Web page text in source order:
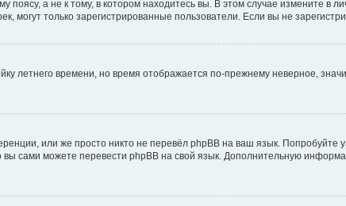
а не к тому, в котором находитесь вы. В этом случае измените в
могут только зарегистрированные пользователи. Если вы не
летнего времени, но время отображается по-прежнему неверное,
или же просто никто не перевёл phpBB на ваш язык.
вы сами можете перевести phpBB на свой язык. Дополнительную